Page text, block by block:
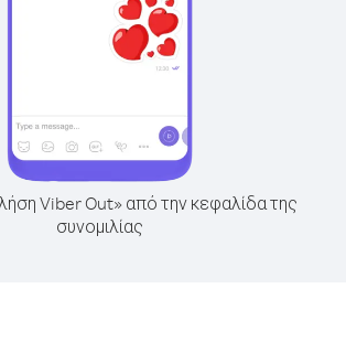
Viber Out» από την κεφαλίδα της
συνομιλίας